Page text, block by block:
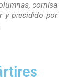
cornisa
y presidido por